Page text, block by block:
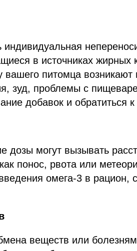
в источниках жирных
питомца возникают
зуд, проблемы с
добавок и обратиться к
дозы могут вызывать
понос, рвота или
омега-3 в рацион,
веществ или